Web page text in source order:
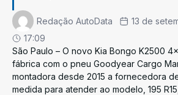
Redação AutoData
13 de
17:09
São Paulo – O novo Kia Bongo K2500
fábrica com o pneu Goodyear Cargo
montadora desde 2015 a fornecedora
medida para atender ao modelo, 195